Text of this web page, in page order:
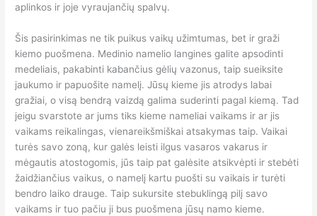
aplinkos ir joje vyraujančių spalvų.
Šis pasirinkimas ne tik puikus vaikų užimtumas, bet ir graži
kiemo puošmena. Medinio namelio langines galite apsodinti
medeliais, pakabinti kabančius gėlių vazonus, taip sueiksite
jaukumo ir papuošite namelį. Jūsų kieme jis atrodys labai
gražiai, o visą bendrą vaizdą galima suderinti pagal kiemą. Tad
jeigu svarstote ar jums tiks kieme nameliai vaikams ir ar jis
vaikams reikalingas, vienareikšmiškai atsakymas taip. Vaikai
turės savo zoną, kur galės leisti ilgus vasaros vakarus ir
mėgautis atostogomis, jūs taip pat galėsite atsikvėpti ir stebėti
žaidžiančius vaikus, o namelį kartu puošti su vaikais ir turėti
bendro laiko drauge. Taip sukursite stebuklingą pilį savo
vaikams ir tuo pačiu ji bus puošmena jūsų namo kieme.